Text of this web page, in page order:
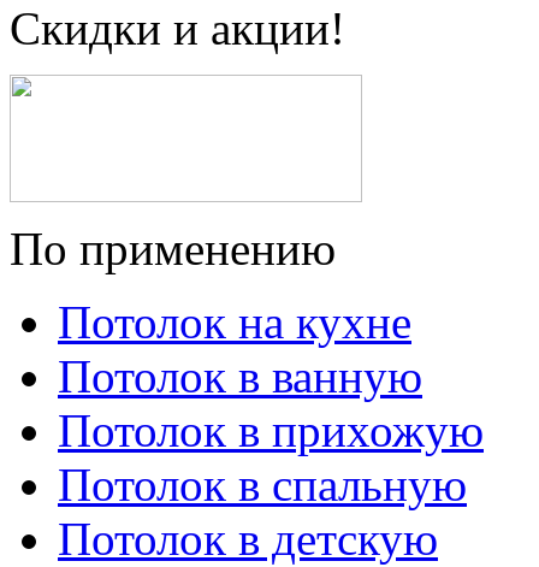
Скидки и акции!
По применению
Потолок на кухне
Потолок в ванную
Потолок в прихожую
Потолок в спальную
Потолок в детскую